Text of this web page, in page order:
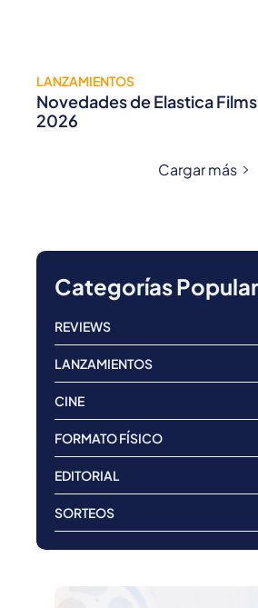
LANZAMIENTOS
Novedades de Elastica
2026
Cargar más
Categorías
REVIEWS
LANZAMIENTOS
CINE
FORMATO FÍSICO
EDITORIAL
SORTEOS